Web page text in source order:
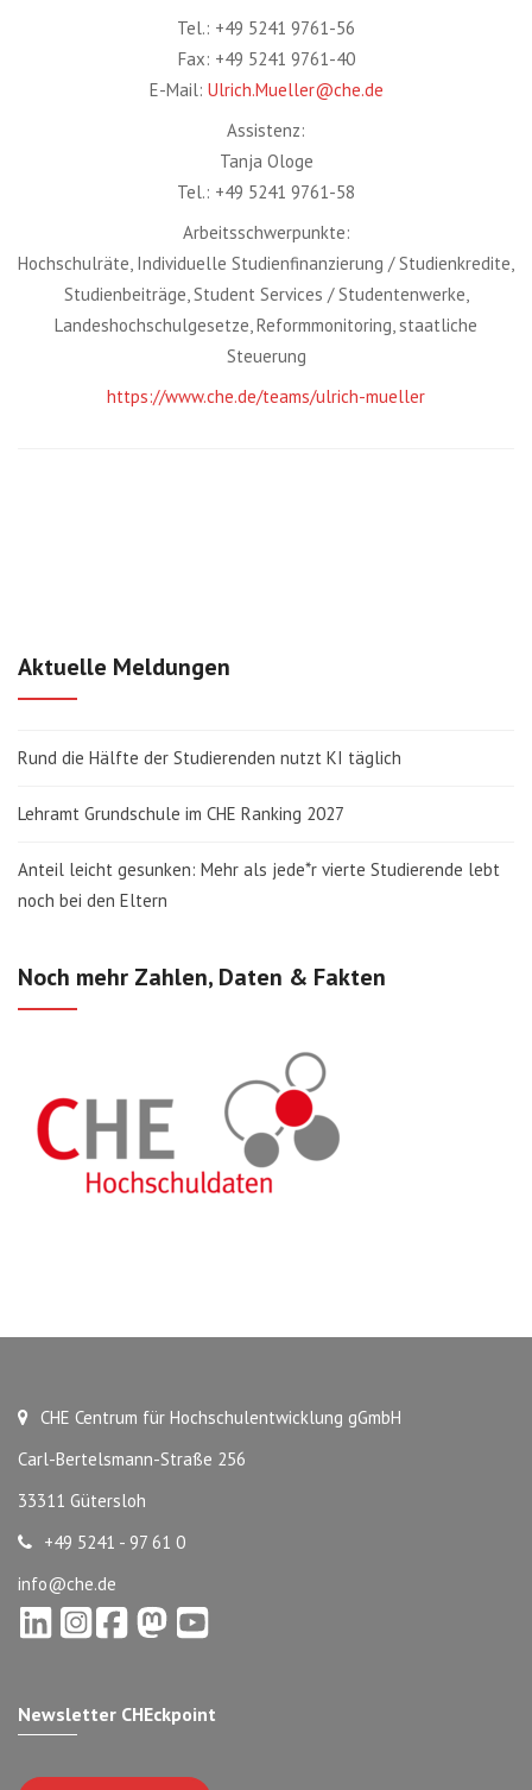
Tel.: +49 5241 9761-56
Fax: +49 5241 9761-40
E-Mail: Ulrich.Mueller@che.de
Assistenz:
Tanja Ologe
Tel.: +49 5241 9761-58
Arbeitsschwerpunkte:
Hochschulräte, Individuelle Studienfinanzierung / Studienkredite,
Studienbeiträge, Student Services / Studentenwerke,
Landeshochschulgesetze, Reformmonitoring, staatliche
Steuerung
https://www.che.de/teams/ulrich-mueller
Aktuelle Meldungen
Rund die Hälfte der Studierenden nutzt KI täglich
Lehramt Grundschule im CHE Ranking 2027
Anteil leicht gesunken: Mehr als jede*r vierte Studierende lebt
noch bei den Eltern
Noch mehr Zahlen, Daten & Fakten
CHE Centrum für Hochschulentwicklung gGmbH
Carl-Bertelsmann-Straße 256
33311 Gütersloh
+49 5241 - 97 61 0
info@che.de
Newsletter CHEckpoint